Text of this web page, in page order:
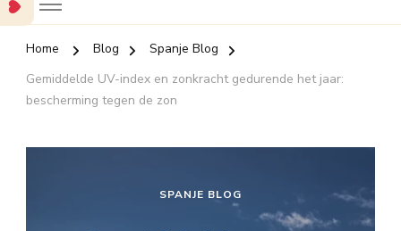
Home Blog
Spanje Blog
Gemiddelde UV-index en zonkracht gedurende het jaar:
bescherming tegen de zon
SPANJE BLOG